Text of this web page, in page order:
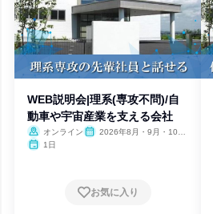
WEB説明会|理系(専攻不問)/自
動車や宇宙産業を支える会社
オンライン
2026年8月・9月・10
1日
お気に入り